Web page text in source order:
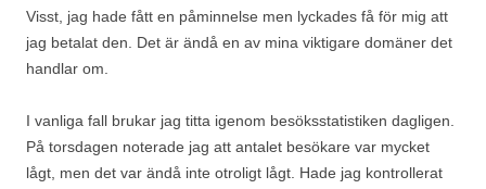
Visst, jag hade fått en påminnelse men lyckades få för mig att
jag betalat den. Det är ändå en av mina viktigare domäner det
handlar om.
I vanliga fall brukar jag titta igenom besöksstatistiken dagligen.
På torsdagen noterade jag att antalet besökare var mycket
lågt, men det var ändå inte otroligt lågt. Hade jag kontrollerat